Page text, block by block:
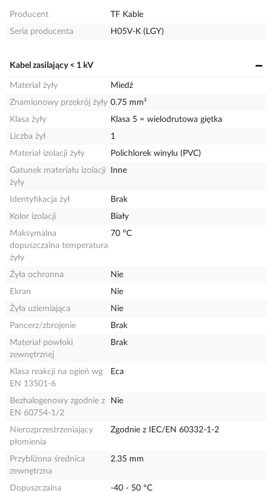
Producent
TF Kable
Seria producenta
H05V-K (LGY)
Kabel zasilający < 1 kV
Materiał żyły
Miedź
Znamionowy przekrój żyły 0.75 mm²
Klasa żyły
Klasa 5 = wielodrutowa giętka
Liczba żył
1
Materiał izolacji żyły
Polichlorek winylu (PVC)
Gatunek materiału izolacji
żyły
Inne
Identyfikacja żył
Brak
Kolor izolacji
Biały
Maksymalna
dopuszczalna temperatura
żyły
70 °C
Żyła ochronna
Nie
Ekran
Nie
Żyła uziemiająca
Nie
Pancerz/zbrojenie
Brak
Materiał powłoki
zewnętrznej
Brak
Klasa reakcji na ogień wg
EN 13501-6
Eca
Bezhalogenowy zgodnie z
EN 60754-1/2
Nie
Nierozprzestrzeniający
płomienia
Zgodnie z IEC/EN 60332-1-2
Przybliżona średnica
zewnętrzna
2.35 mm
Dopuszczalna -40 - 50 °C